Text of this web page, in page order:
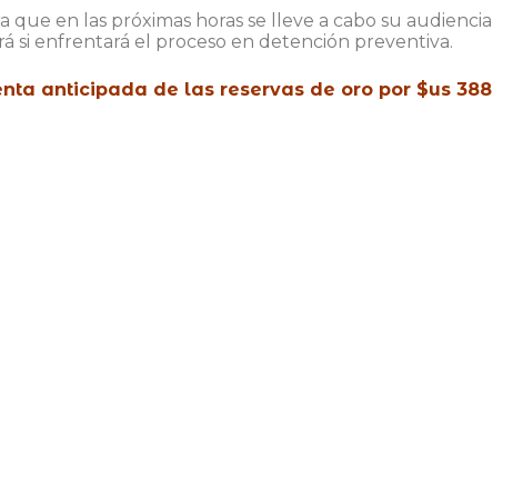
que en las próximas horas se lleve a cabo su audiencia
si enfrentará el proceso en detención preventiva.
anticipada de las reservas de oro por $us 388